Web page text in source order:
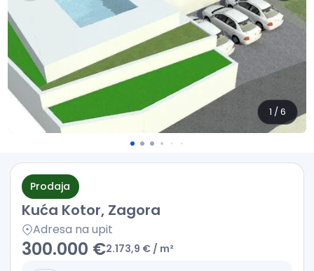
1 / 6
Prodaja
Kuća Kotor, Zagora
Adresa na upit
300.000 €2.173,9 €/ m²